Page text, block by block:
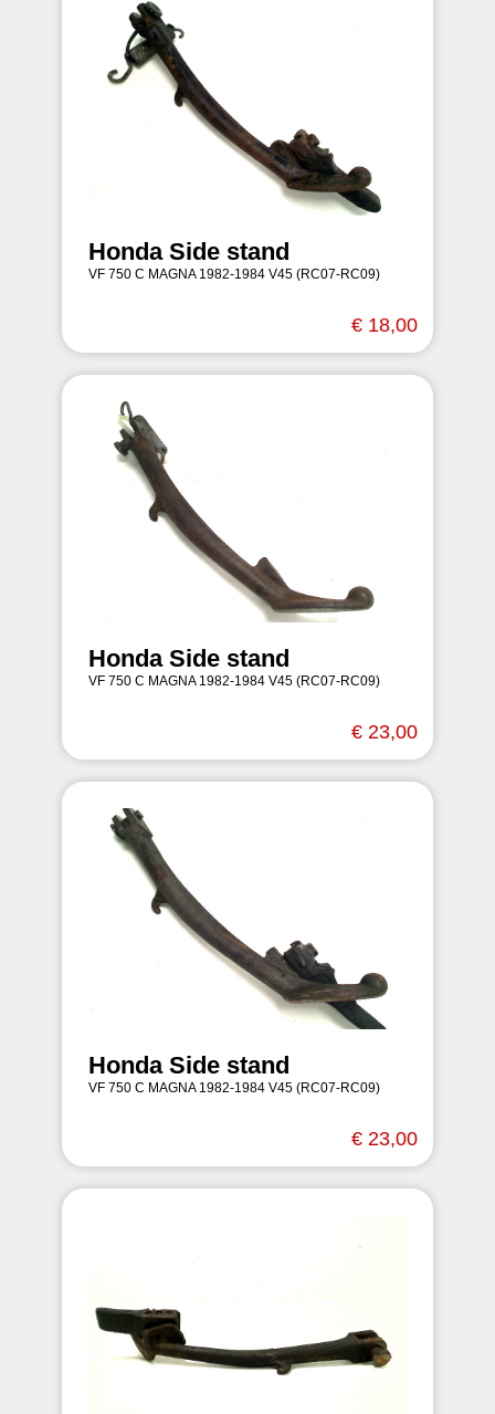
Honda Side stand
VF 750 C MAGNA 1982-1984 V45 (RC07-RC09)
€ 18,00
Honda Side stand
VF 750 C MAGNA 1982-1984 V45 (RC07-RC09)
€ 23,00
Honda Side stand
VF 750 C MAGNA 1982-1984 V45 (RC07-RC09)
€ 23,00